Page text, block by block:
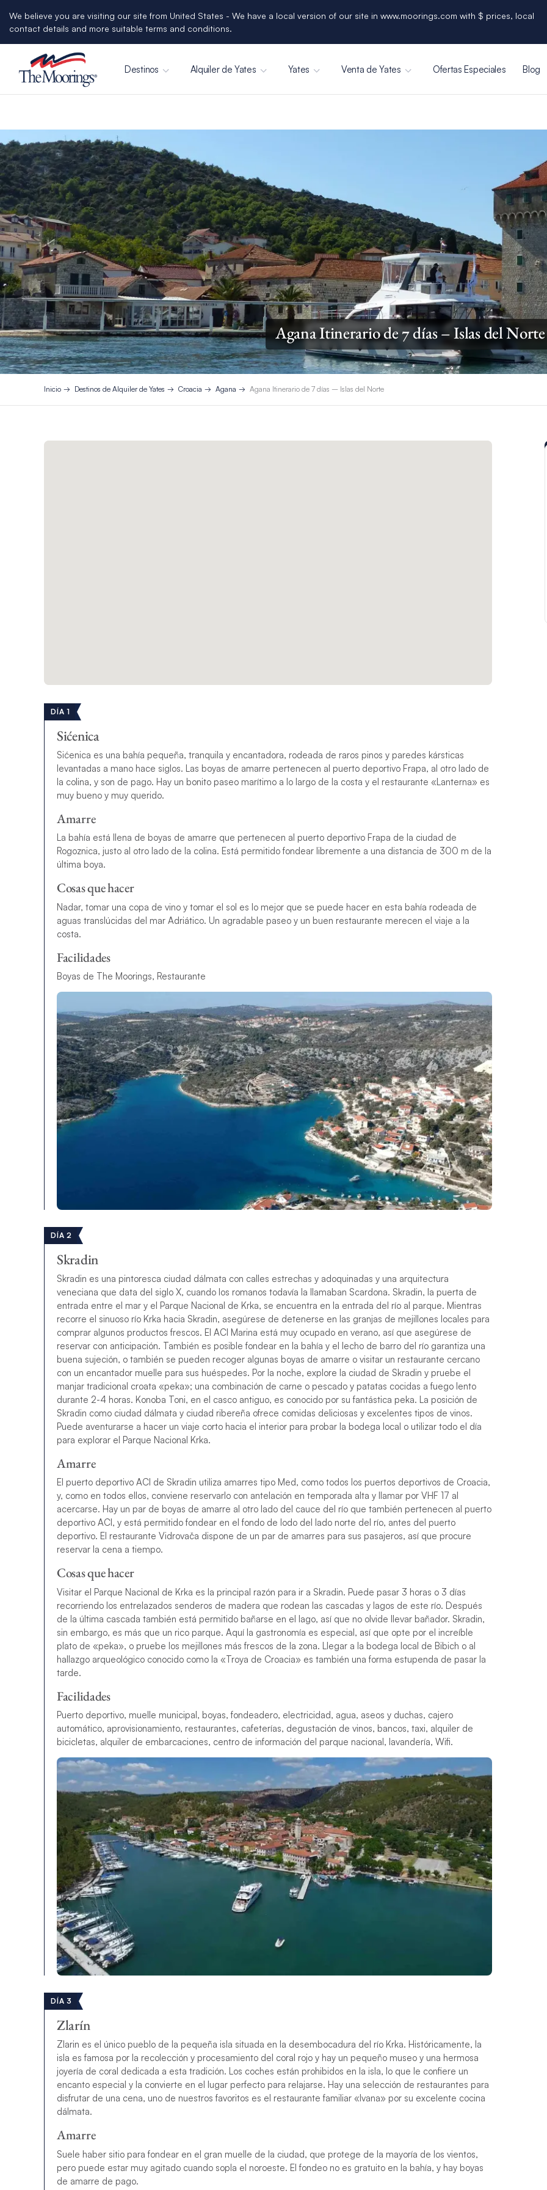
We believe you are visiting our site from United States - We have a local version of our site in www.moorings.com with $ prices, local
contact details and more suitable terms and conditions.
Destinos Alquiler de Yates Yates Venta de Yates Ofertas Especiales Blog
Agana Itinerario de 7 días – Islas del Norte
Inicio Destinos de Alquiler de Yates Croacia Agana Agana Itinerario de 7 días – Islas del Norte
DÍA 1
Sićenica
Sićenica es una bahía pequeña, tranquila y encantadora, rodeada de raros pinos y paredes kársticas
levantadas a mano hace siglos. Las boyas de amarre pertenecen al puerto deportivo Frapa, al otro lado de
la colina, y son de pago. Hay un bonito paseo marítimo a lo largo de la costa y el restaurante «Lanterna» es
muy bueno y muy querido.
Amarre
La bahía está llena de boyas de amarre que pertenecen al puerto deportivo Frapa de la ciudad de
Rogoznica, justo al otro lado de la colina. Está permitido fondear libremente a una distancia de 300 m de la
última boya.
Cosas que hacer
Nadar, tomar una copa de vino y tomar el sol es lo mejor que se puede hacer en esta bahía rodeada de
aguas translúcidas del mar Adriático. Un agradable paseo y un buen restaurante merecen el viaje a la
costa.
Facilidades
Boyas de The Moorings, Restaurante
DÍA 2
Skradin
Skradin es una pintoresca ciudad dálmata con calles estrechas y adoquinadas y una arquitectura
veneciana que data del siglo X, cuando los romanos todavía la llamaban Scardona. Skradin, la puerta de
entrada entre el mar y el Parque Nacional de Krka, se encuentra en la entrada del río al parque. Mientras
recorre el sinuoso río Krka hacia Skradin, asegúrese de detenerse en las granjas de mejillones locales para
comprar algunos productos frescos. El ACI Marina está muy ocupado en verano, así que asegúrese de
reservar con anticipación. También es posible fondear en la bahía y el lecho de barro del río garantiza una
buena sujeción, o también se pueden recoger algunas boyas de amarre o visitar un restaurante cercano
con un encantador muelle para sus huéspedes. Por la noche, explore la ciudad de Skradin y pruebe el
manjar tradicional croata «peka»; una combinación de carne o pescado y patatas cocidas a fuego lento
durante 2-4 horas. Konoba Toni, en el casco antiguo, es conocido por su fantástica peka. La posición de
Skradin como ciudad dálmata y ciudad ribereña ofrece comidas deliciosas y excelentes tipos de vinos.
Puede aventurarse a hacer un viaje corto hacia el interior para probar la bodega local o utilizar todo el día
para explorar el Parque Nacional Krka.
Amarre
El puerto deportivo ACI de Skradin utiliza amarres tipo Med, como todos los puertos deportivos de Croacia,
y, como en todos ellos, conviene reservarlo con antelación en temporada alta y llamar por VHF 17 al
acercarse. Hay un par de boyas de amarre al otro lado del cauce del río que también pertenecen al puerto
deportivo ACI, y está permitido fondear en el fondo de lodo del lado norte del río, antes del puerto
deportivo. El restaurante Vidrovača dispone de un par de amarres para sus pasajeros, así que procure
reservar la cena a tiempo.
Cosas que hacer
Visitar el Parque Nacional de Krka es la principal razón para ir a Skradin. Puede pasar 3 horas o 3 días
recorriendo los entrelazados senderos de madera que rodean las cascadas y lagos de este río. Después
de la última cascada también está permitido bañarse en el lago, así que no olvide llevar bañador. Skradin,
sin embargo, es más que un rico parque. Aquí la gastronomía es especial, así que opte por el increíble
plato de «peka», o pruebe los mejillones más frescos de la zona. Llegar a la bodega local de Bibich o al
hallazgo arqueológico conocido como la «Troya de Croacia» es también una forma estupenda de pasar la
tarde.
Facilidades
Puerto deportivo, muelle municipal, boyas, fondeadero, electricidad, agua, aseos y duchas, cajero
automático, aprovisionamiento, restaurantes, cafeterías, degustación de vinos, bancos, taxi, alquiler de
bicicletas, alquiler de embarcaciones, centro de información del parque nacional, lavandería, Wifi.
DÍA 3
Zlarín
Zlarin es el único pueblo de la pequeña isla situada en la desembocadura del río Krka. Históricamente, la
isla es famosa por la recolección y procesamiento del coral rojo y hay un pequeño museo y una hermosa
joyería de coral dedicada a esta tradición. Los coches están prohibidos en la isla, lo que le confiere un
encanto especial y la convierte en el lugar perfecto para relajarse. Hay una selección de restaurantes para
disfrutar de una cena, uno de nuestros favoritos es el restaurante familiar «Ivana» por su excelente cocina
dálmata.
Amarre
Suele haber sitio para fondear en el gran muelle de la ciudad, que protege de la mayoría de los vientos,
pero puede estar muy agitado cuando sopla el noroeste. El fondeo no es gratuito en la bahía, y hay boyas
de amarre de pago.